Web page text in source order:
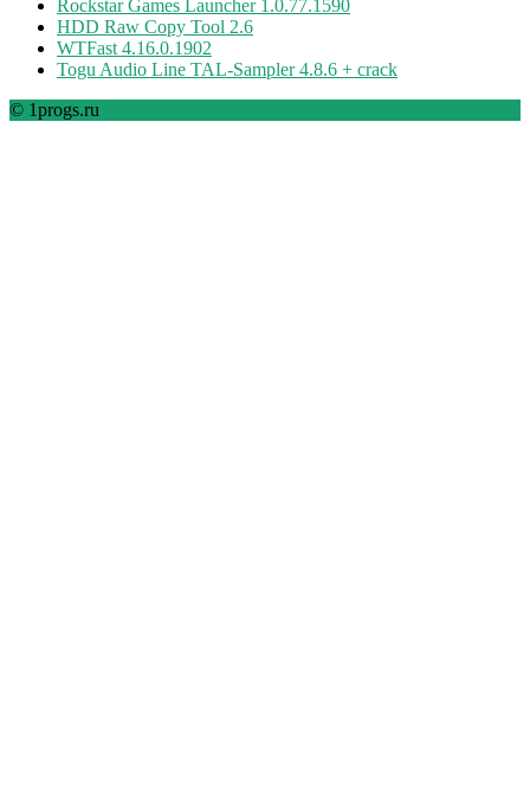
Rockstar Games Launcher 1.0.77.1590
HDD Raw Copy Tool 2.6
WTFast 4.16.0.1902
Togu Audio Line TAL-Sampler 4.8.6 + crack
© 1progs.ru